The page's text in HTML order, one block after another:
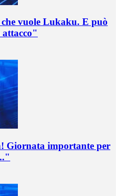
vuole Lukaku. E può
attacco"
Giornata importante per